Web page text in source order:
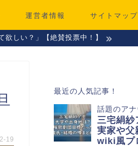
運営者情報 サイトマップ
欲しい？」【絶賛投票中！】
19
最近の人気記事！